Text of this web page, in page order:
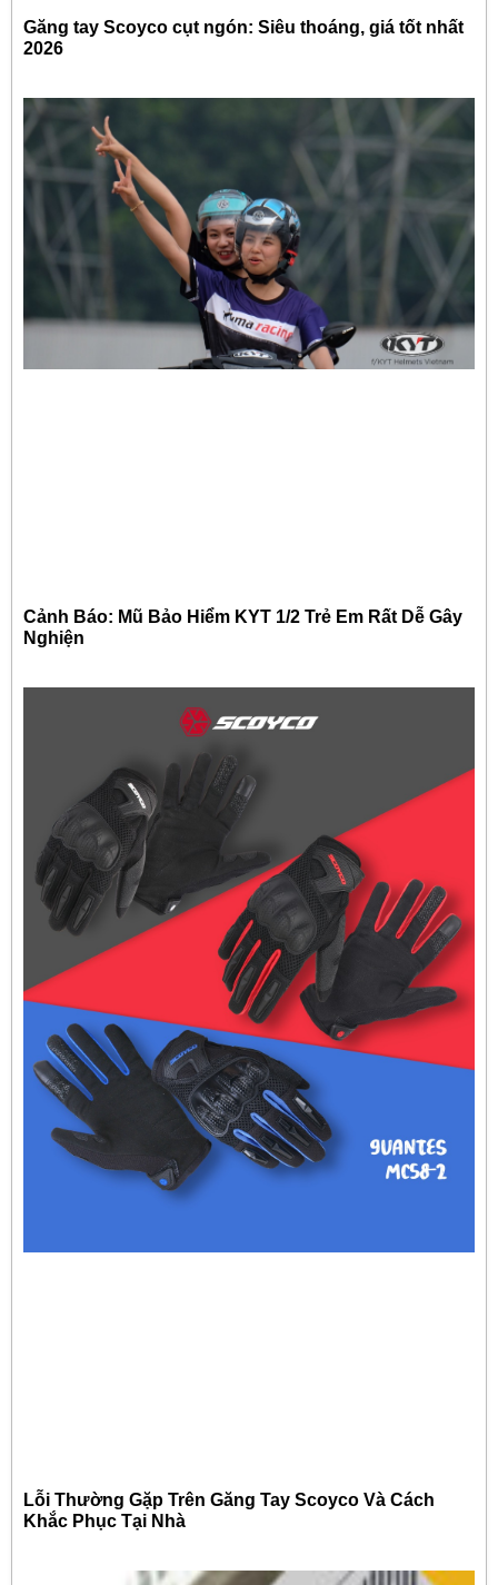
Găng tay Scoyco cụt ngón: Siêu thoáng, giá tốt nhất
2026
Cảnh Báo: Mũ Bảo Hiểm KYT 1/2 Trẻ Em Rất Dễ Gây
Nghiện
Lỗi Thường Gặp Trên Găng Tay Scoyco Và Cách
Khắc Phục Tại Nhà